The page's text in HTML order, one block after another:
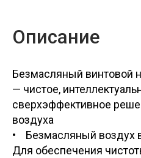
Описание
Безмасляный винтовой
— чистое,
сверхэффективное
воздуха
• Безмасляный воздух
Для обеспечения